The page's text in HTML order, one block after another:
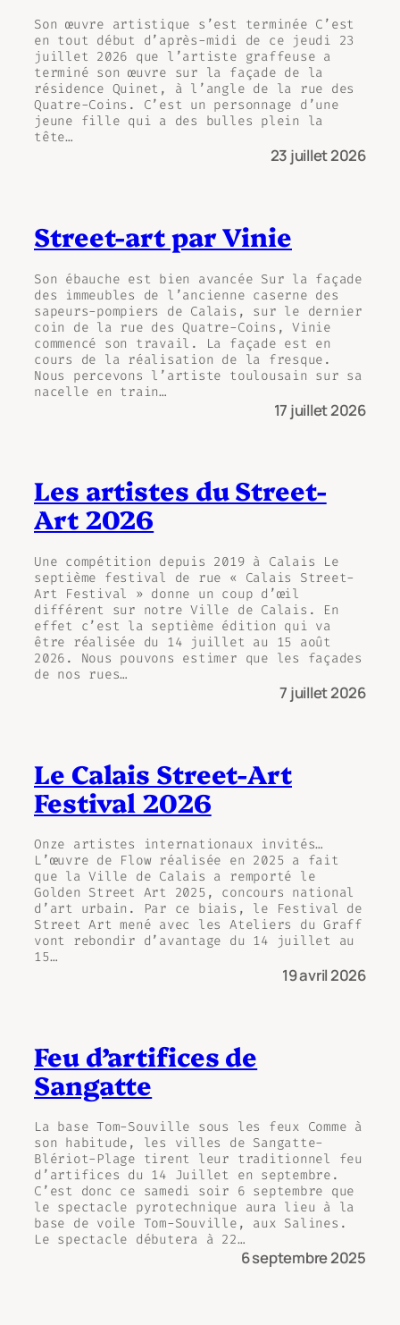
Son œuvre artistique s’est terminée C’est
en tout début d’après-midi de ce jeudi 23
juillet 2026 que l’artiste graffeuse a
terminé son œuvre sur la façade de la
résidence Quinet, à l’angle de la rue des
Quatre-Coins. C’est un personnage d’une
jeune fille qui a des bulles plein la
tête…
23 juillet 2026
Street-art par Vinie
Son ébauche est bien avancée Sur la façade
des immeubles de l’ancienne caserne des
sapeurs-pompiers de Calais, sur le dernier
coin de la rue des Quatre-Coins, Vinie
commencé son travail. La façade est en
cours de la réalisation de la fresque.
Nous percevons l’artiste toulousain sur sa
nacelle en train…
17 juillet 2026
Les artistes du Street-
Art 2026
Une compétition depuis 2019 à Calais Le
septième festival de rue « Calais Street-
Art Festival » donne un coup d’œil
différent sur notre Ville de Calais. En
effet c’est la septième édition qui va
être réalisée du 14 juillet au 15 août
2026. Nous pouvons estimer que les façades
de nos rues…
7 juillet 2026
Le Calais Street-Art
Festival 2026
Onze artistes internationaux invités…
L’œuvre de Flow réalisée en 2025 a fait
que la Ville de Calais a remporté le
Golden Street Art 2025, concours national
d’art urbain. Par ce biais, le Festival de
Street Art mené avec les Ateliers du Graff
vont rebondir d’avantage du 14 juillet au
15…
19 avril 2026
Feu d’artifices de
Sangatte
La base Tom-Souville sous les feux Comme à
son habitude, les villes de Sangatte-
Blériot-Plage tirent leur traditionnel feu
d’artifices du 14 Juillet en septembre.
C’est donc ce samedi soir 6 septembre que
le spectacle pyrotechnique aura lieu à la
base de voile Tom-Souville, aux Salines.
Le spectacle débutera à 22…
6 septembre 2025